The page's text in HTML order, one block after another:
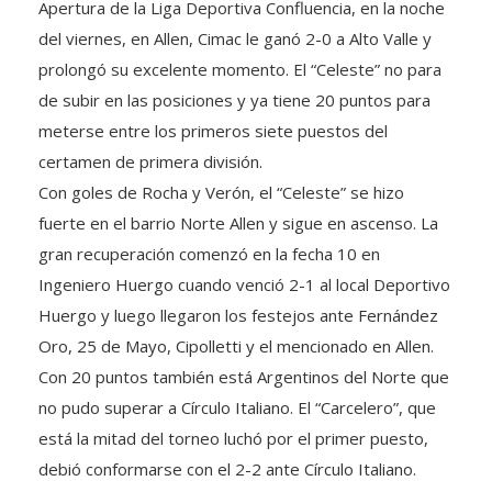
Apertura de la Liga Deportiva Confluencia, en la noche
del viernes, en Allen, Cimac le ganó 2-0 a Alto Valle y
prolongó su excelente momento. El “Celeste” no para
de subir en las posiciones y ya tiene 20 puntos para
meterse entre los primeros siete puestos del
certamen de primera división.
Con goles de Rocha y Verón, el “Celeste” se hizo
fuerte en el barrio Norte Allen y sigue en ascenso. La
gran recuperación comenzó en la fecha 10 en
Ingeniero Huergo cuando venció 2-1 al local Deportivo
Huergo y luego llegaron los festejos ante Fernández
Oro, 25 de Mayo, Cipolletti y el mencionado en Allen.
Con 20 puntos también está Argentinos del Norte que
no pudo superar a Círculo Italiano. El “Carcelero”, que
está la mitad del torneo luchó por el primer puesto,
debió conformarse con el 2-2 ante Círculo Italiano.